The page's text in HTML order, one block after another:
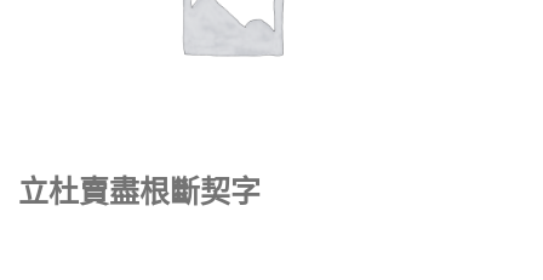
立杜賣盡根斷契字